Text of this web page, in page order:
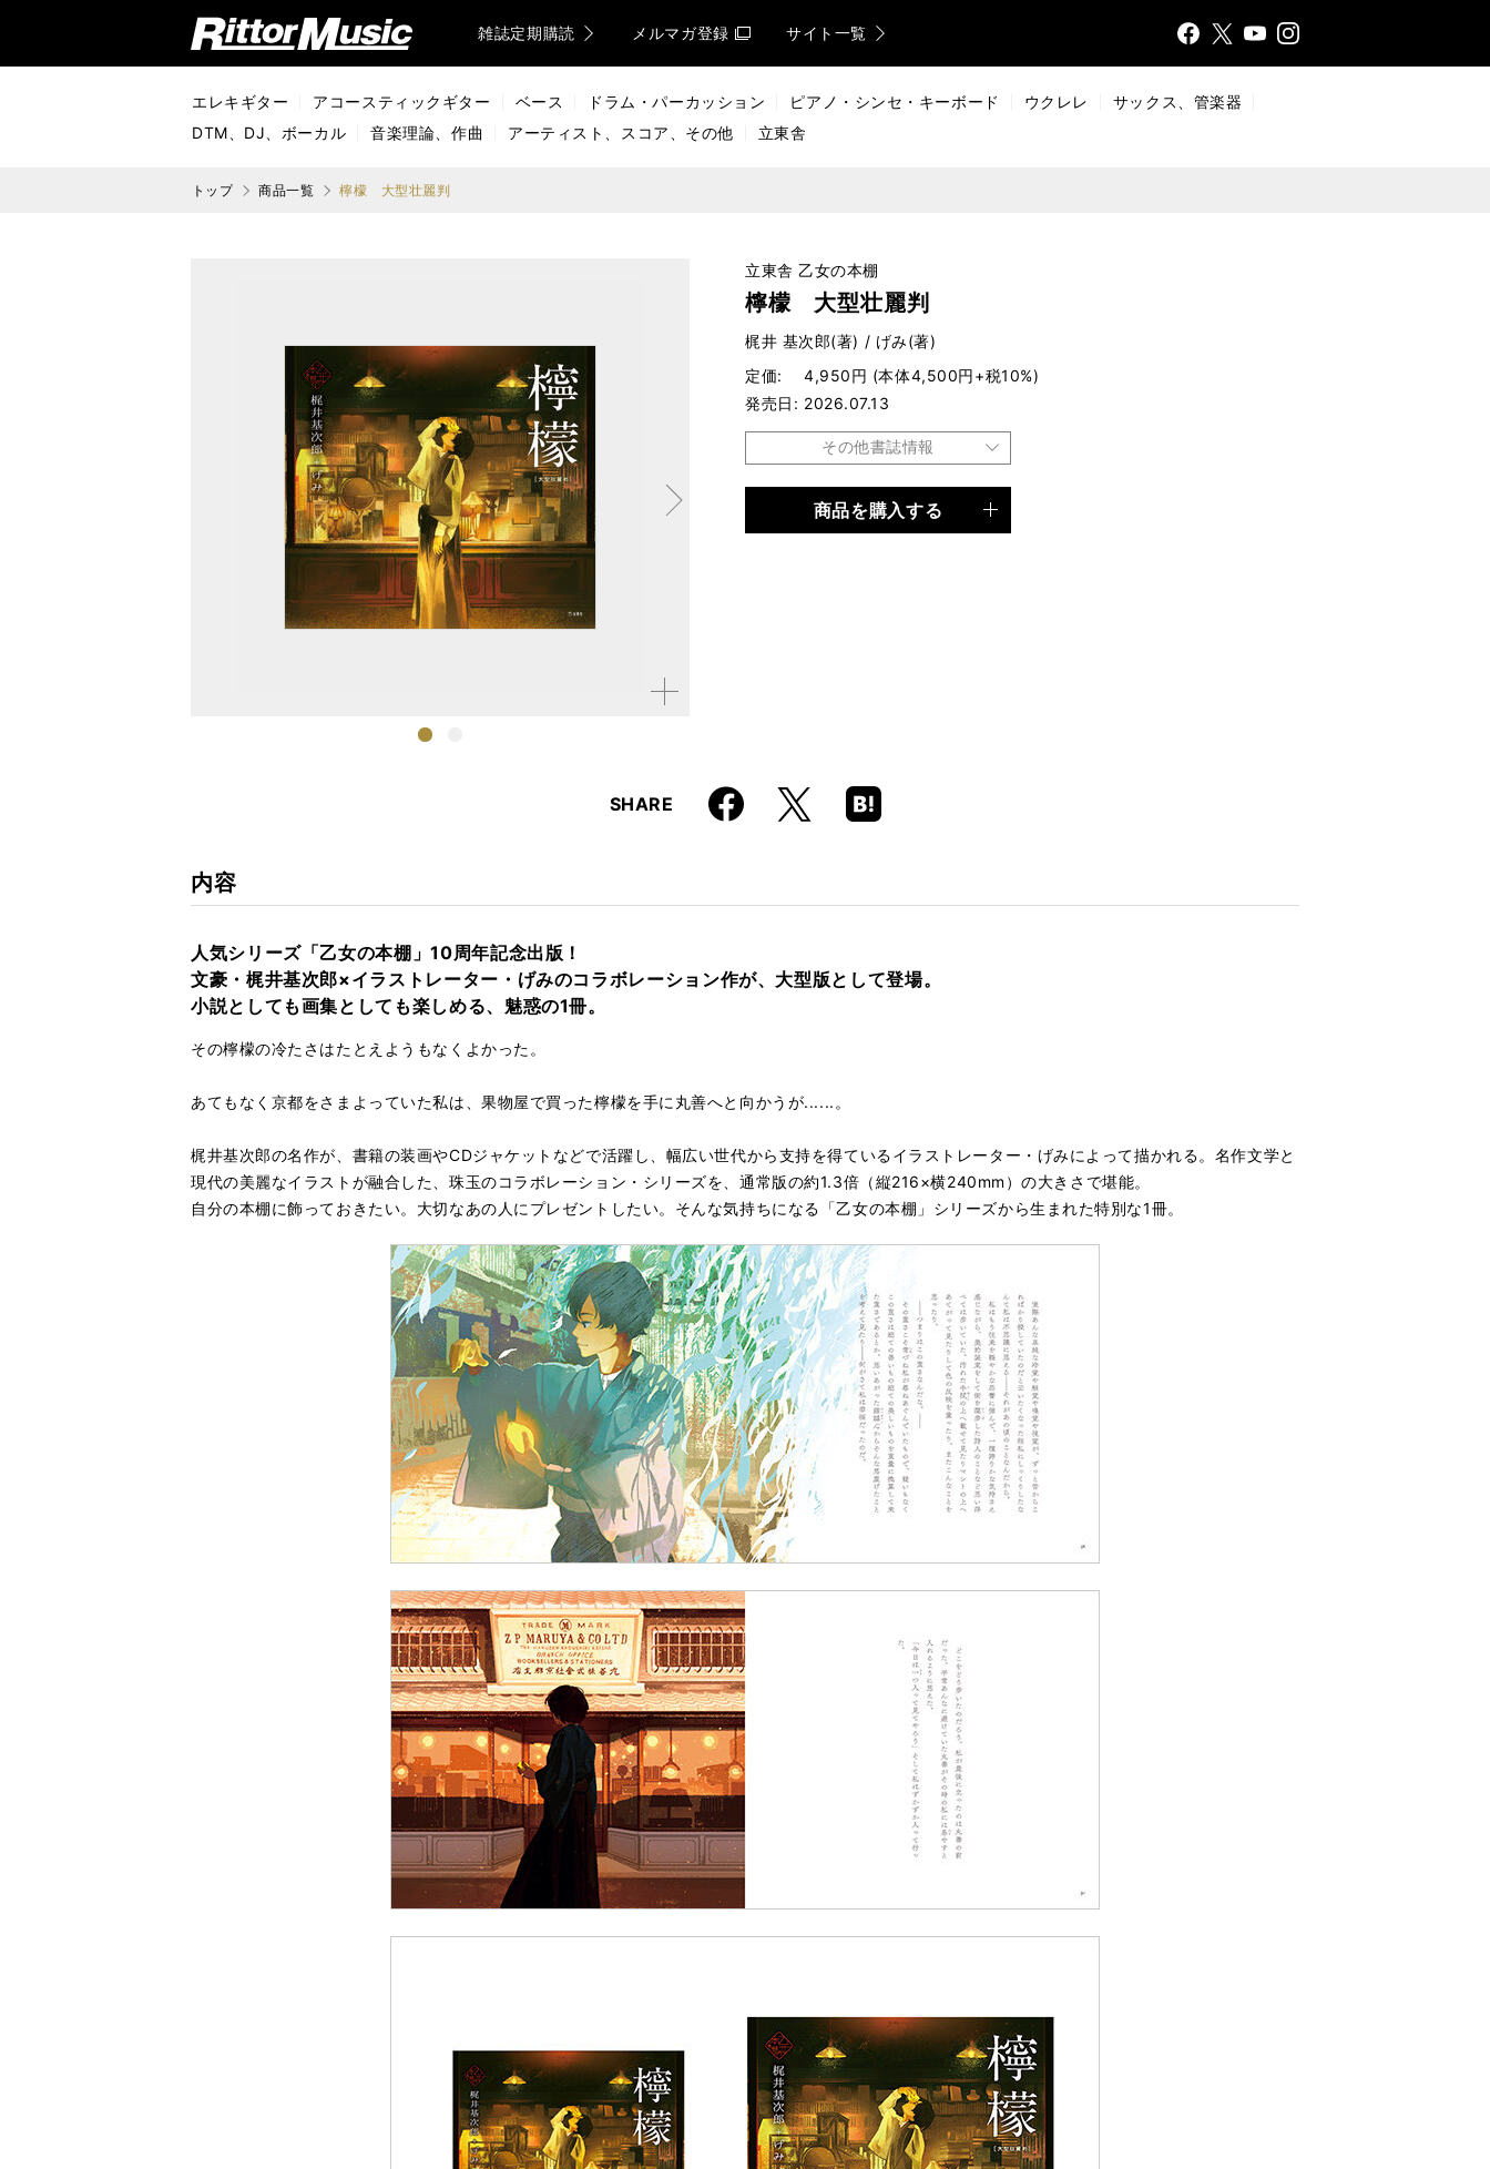
リットーミュージック (Rittor Music) 雑誌定期購読 メルマガ登録 サイト一覧
FaceX
YouTInsta
エレキギター アコースティックギター ベース ドラム・パーカッション ピアノ・シンセ・キーボード ウクレレ
サックス、管楽器
DTM、DJ、ボーカル
音楽理論、作曲 アーティスト、スコア、その他 立東舎
トップ 商品一覧 檸檬 大型壮麗判
拡大す
1
立東舎 乙女の本棚
檸檬 大型壮麗判
梶井 基次郎(著) / げみ(著)
定価
4,950円 (本体4,500円+税10%)
発売日
2026.07.13
その他書誌情報
書籍
商品を購入する
SHARE Faceboo
k
X
Hatena
Boo
内容
人気シリーズ「乙女の本棚」10周年記念出版！
文豪・梶井基次郎×イラストレーター・げみのコラボレーション作が、大型版として登場。
小説としても画集としても楽しめる、魅惑の1冊。
その檸檬の冷たさはたとえようもなくよかった。
あてもなく京都をさまよっていた私は、果物屋で買った檸檬を手に丸善へと向かうが......。
梶井基次郎の名作が、書籍の装画やCDジャケットなどで活躍し、幅広い世代から支持を得ているイラストレーター・げみによって描かれる。名作文学と
現代の美麗なイラストが融合した、珠玉のコラボレーション・シリーズを、通常版の約1.3倍（縦216×横240mm）の大きさで堪能。
自分の本棚に飾っておきたい。大切なあの人にプレゼントしたい。そんな気持ちになる「乙女の本棚」シリーズから生まれた特別な1冊。